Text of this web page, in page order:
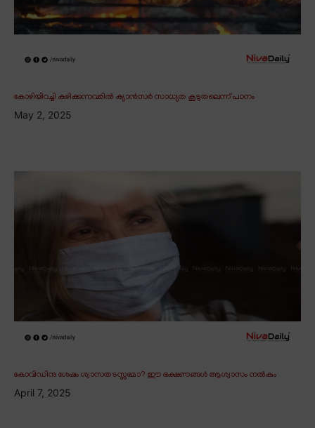
കോഴിയിറച്ചി കഴിക്കുന്നവരിൽ ക്യാൻസർ സാധ്യത കൂടുതലെന്ന് പഠനം
May 2, 2025
കോവിഡിനു ശേഷം ശ്വാസതടസ്സമോ? ഈ ഭക്ഷണങ്ങൾ ആശ്വാസം നൽകും
April 7, 2025